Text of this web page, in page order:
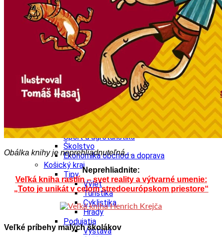
Turistika
Cyklistika
Hrady
Podujatia
Výstava
Galéria
Festival
Folklór
Ubytovanie
Wellness
Gastro
Kaviarne
Kultúra a tradície
Kúpele
Šport a agroturistika
Školstvo
Ekonomika obchod a doprava
Košický kraj
Tipy
Výlet
Turistika
Cyklistika
Hrady
Podujatia
Výstava
Obálka knihy je neprehliadnuteľná…
Neprehliadnite:
Veľká kniha rastlín – svet reality a výtvarné umenie:
„Toto je unikát v celom stredoeurópskom priestore“
Veľké príbehy malých školákov